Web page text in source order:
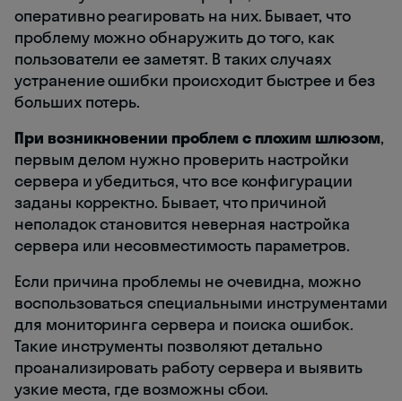
оперативно реагировать на них. Бывает, что
проблему можно обнаружить до того, как
пользователи ее заметят. В таких случаях
устранение ошибки происходит быстрее и без
больших потерь.
При возникновении проблем с плохим шлюзом,
первым делом нужно проверить настройки
сервера и убедиться, что все конфигурации
заданы корректно. Бывает, что причиной
неполадок становится неверная настройка
сервера или несовместимость параметров.
Если причина проблемы не очевидна, можно
воспользоваться специальными инструментами
для мониторинга сервера и поиска ошибок.
Такие инструменты позволяют детально
проанализировать работу сервера и выявить
узкие места, где возможны сбои.